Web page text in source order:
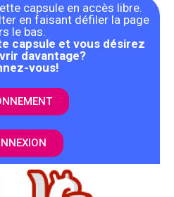
capsule en accès libre.
en faisant défiler la page
le bas.
capsule et vous désirez
davantage?
vous!